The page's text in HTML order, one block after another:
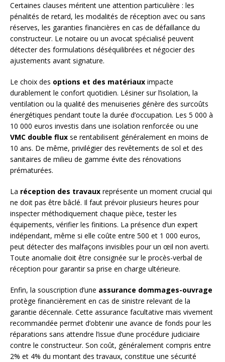
Certaines clauses méritent une attention particulière : les
pénalités de retard, les modalités de réception avec ou sans
réserves, les garanties financières en cas de défaillance du
constructeur. Le notaire ou un avocat spécialisé peuvent
détecter des formulations déséquilibrées et négocier des
ajustements avant signature.
Le choix des options et des matériaux impacte
durablement le confort quotidien. Lésiner sur l’isolation, la
ventilation ou la qualité des menuiseries génère des surcoûts
énergétiques pendant toute la durée d’occupation. Les 5 000 à
10 000 euros investis dans une isolation renforcée ou une
VMC double flux se rentabilisent généralement en moins de
10 ans. De même, privilégier des revêtements de sol et des
sanitaires de milieu de gamme évite des rénovations
prématurées.
La réception des travaux représente un moment crucial qui
ne doit pas être bâclé. Il faut prévoir plusieurs heures pour
inspecter méthodiquement chaque pièce, tester les
équipements, vérifier les finitions. La présence d’un expert
indépendant, même si elle coûte entre 500 et 1 000 euros,
peut détecter des malfaçons invisibles pour un œil non averti.
Toute anomalie doit être consignée sur le procès-verbal de
réception pour garantir sa prise en charge ultérieure.
Enfin, la souscription d’une assurance dommages-ouvrage
protège financièrement en cas de sinistre relevant de la
garantie décennale. Cette assurance facultative mais vivement
recommandée permet d’obtenir une avance de fonds pour les
réparations sans attendre l’issue d’une procédure judiciaire
contre le constructeur. Son coût, généralement compris entre
2% et 4% du montant des travaux, constitue une sécurité